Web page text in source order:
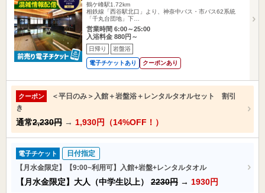
鶴ケ峰駅1.72km
相鉄線「西谷駅北口」より、神奈中バス・市バス62系統
「千丸台団地」下…
営業時間 6:00～25:00
入浴料金 880円～
日帰り 岩盤浴
電子チケットあり クーポンあり
クーポン
＜平日のみ＞入館＋岩盤浴＋レンタルタオルセット 割引
き
通常2,230円 → 1,930円（14%OFF！）
電子チケット
日付指定
【月水金限定】【9:00~利用可】入館+岩盤+レンタルタオル
【月水金限定】大人（中学生以上） 2230円 → 1930円